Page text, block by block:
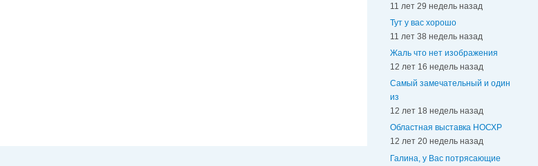
11 лет 29 недель назад
Тут у вас хорошо
11 лет 38 недель назад
Жаль что нет изображения
12 лет 16 недель назад
Самый замечательный и один
из
12 лет 18 недель назад
Областная выставка НОСХР
12 лет 20 недель назад
Галина, у Вас потрясающие